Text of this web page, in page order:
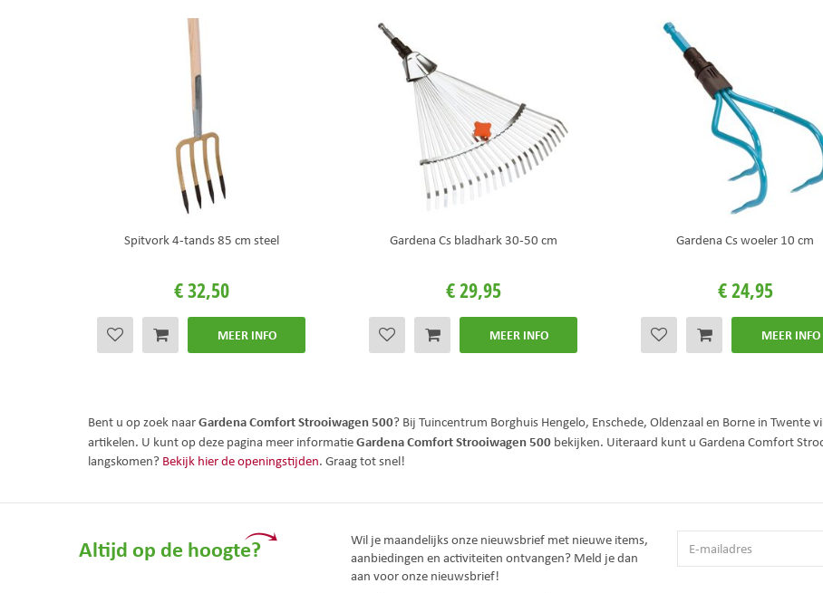
Spitvork 4-tands 85 cm steel
€32,50
MEER INFO
Gardena Cs bladhark 30-50 cm
€29,95
MEER INFO
Gardena Cs woeler 10 cm
€24,95
MEER INFO
Bent u op zoek naarGardena Comfort Strooiwagen 500? Bij Tuincentrum Borghuis Hengelo, Enschede, Oldenzaal en Borne in
artikelen. U kunt op deze pagina meer informatieGardena Comfort Strooiwagen 500 bekijken. Uiteraard kunt u Gardena Comfort
langskomen? Bekijk hier de openingstijden. Graag tot snel!
Altijd op de hoogte?
Wil je maandelijks onze nieuwsbrief met nieuwe items,
aanbiedingen en activiteiten ontvangen? Meld je dan
aan voor onze nieuwsbrief!